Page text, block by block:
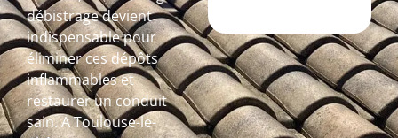
débistrage devient
indispensable pour
éliminer ces dépôts
inflammables et
restaurer un conduit
sain. A Toulouse-le-